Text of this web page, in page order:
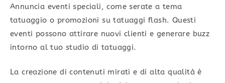
Annuncia eventi speciali, come serate a tema
tatuaggio o promozioni su tatuaggi flash. Questi
eventi possono attirare nuovi clienti e generare buzz
intorno al tuo studio di tatuaggi.
La creazione di contenuti mirati e di alta qualità è